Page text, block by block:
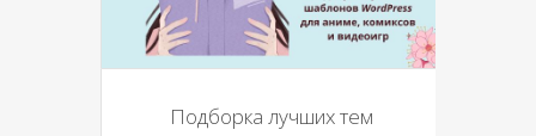
Подборка лучших тем